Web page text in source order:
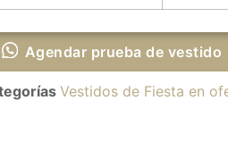
Agendar prueba de vestido
Vestidos de Fiesta en